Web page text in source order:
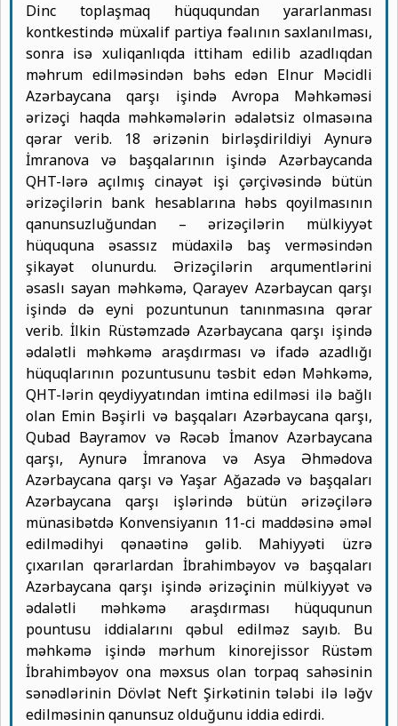
Dinc toplaşmaq hüququndan yararlanması
kontkestində müxalif partiya fəalının saxlanılması,
sonra isə xuliqanlıqda ittiham edilib azadlıqdan
məhrum edilməsindən bəhs edən Elnur Məcidli
Azərbaycana qarşı işində Avropa Məhkəməsi
ərizəçi haqda məhkəmələrin ədalətsiz olmasəına
qərar verib. 18 ərizənin birləşdirildiyi Aynurə
İmranova və başqalarının işində Azərbaycanda
QHT-lərə açılmış cinayət işi çərçivəsində bütün
ərizəçilərin bank hesablarına həbs qoyilmasının
qanunsuzluğundan – ərizəçilərin mülkiyyət
hüququna əsassız müdaxilə baş verməsindən
şikayət olunurdu. Ərizəçilərin arqumentlərini
əsaslı sayan məhkəmə, Qarayev Azərbaycan qarşı
işində də eyni pozuntunun tanınmasına qərar
verib. İlkin Rüstəmzadə Azərbaycana qarşı işində
ədalətli məhkəmə araşdırması və ifadə azadlığı
hüquqlarının pozuntusunu təsbit edən Məhkəmə,
QHT-lərin qeydiyyatından imtina edilməsi ilə bağlı
olan Emin Bəşirli və başqaları Azərbaycana qarşı,
Qubad Bayramov və Rəcəb İmanov Azərbaycana
qarşı, Aynurə İmranova və Asya Əhmədova
Azərbaycana qarşı və Yaşar Ağazadə və başqaları
Azərbaycana qarşı işlərində bütün ərizəçilərə
münasibətdə Konvensiyanın 11-ci maddəsinə əməl
edilmədihyi qənaətinə gəlib. Mahiyyəti üzrə
çıxarılan qərarlardan İbrahimbəyov və başqaları
Azərbaycana qarşı işində ərizəçinin mülkiyyət və
ədalətli məhkəmə araşdırması hüququnun
pountusu iddialarını qəbul edilməz sayıb. Bu
məhkəmə işində mərhum kinorejissor Rüstəm
İbrahimbəyov ona məxsus olan torpaq sahəsinin
sənədlərinin Dövlət Neft Şirkətinin tələbi ilə ləğv
edilməsinin qanunsuz olduğunu iddia edirdi.